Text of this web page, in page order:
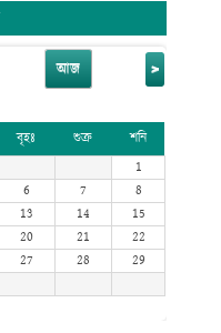
আজ >
বৃহঃ শুক্র
শনি
1
6 7
8
13 14
15
20 21
22
27 28
29